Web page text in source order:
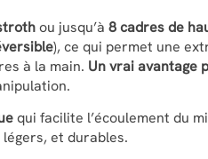
ou jusqu’à 8 cadres de
), ce qui permet une
à la main. Un vrai avantage
qui facilite l’écoulement du
et durables.